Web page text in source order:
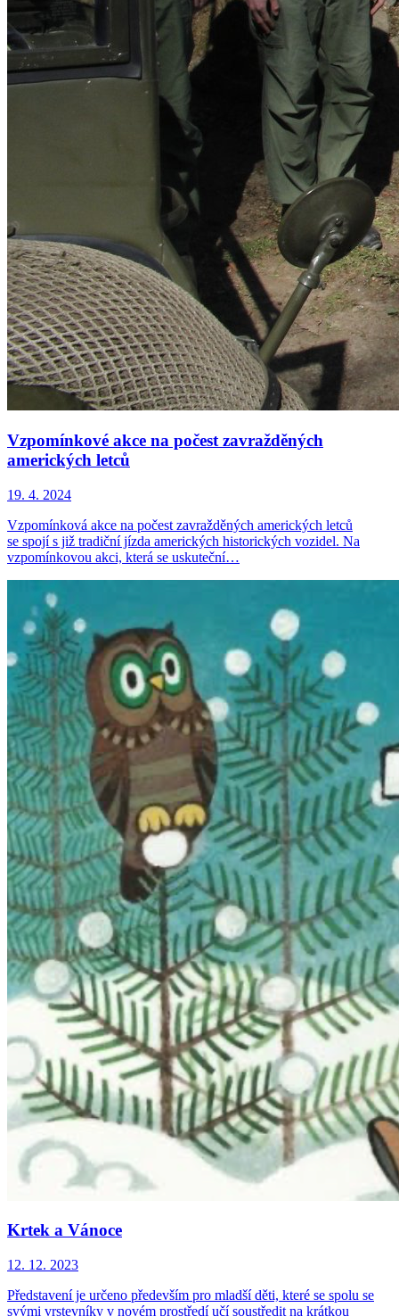
Vzpomínkové akce na počest zavražděných
amerických letců
19. 4. 2024
Vzpomínková akce na počest zavražděných amerických letců
se spojí s již tradiční jízda amerických historických vozidel. Na
vzpomínkovou akci, která se uskuteční…
Krtek a Vánoce
12. 12. 2023
Představení je určeno především pro mladší děti, které se spolu se
svými vrstevníky v novém prostředí učí soustředit na krátkou